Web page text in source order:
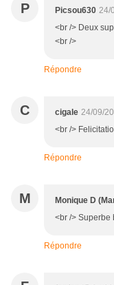
P Picsou630 24/
<br /> Deux
<br />
Répondre
C cigale 24/09/
<br />
Répondre
M Monique D
<br />
Répondre